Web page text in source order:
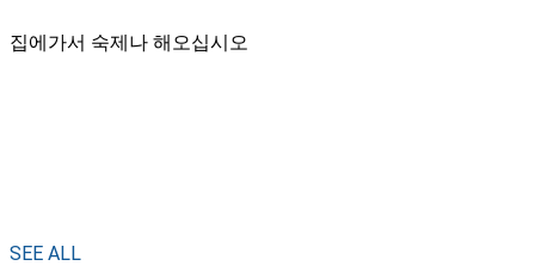
집에가서 숙제나 해오십시오
SEE ALL